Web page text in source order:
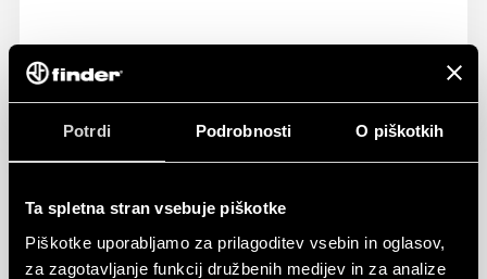
Potrdi Podrobnosti O piškotkih
Ta spletna stran vsebuje piškotke
Piškotke uporabljamo za prilagoditev vsebin in oglasov,
za zagotavljanje funkcij družbenih medijev in za analize